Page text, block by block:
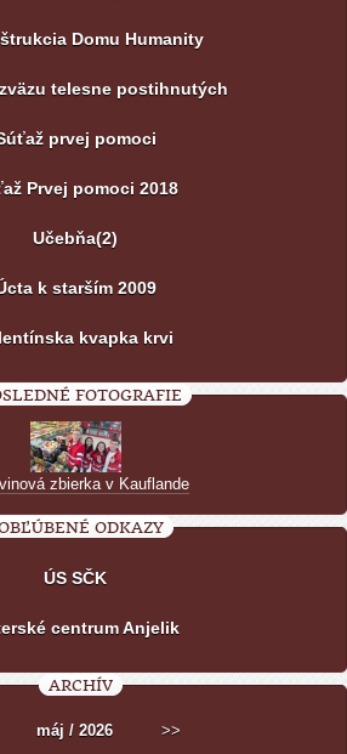
Domu Humanity
telesne postihnutých
prvej pomoci
Prvej pomoci 2018
Učebňa(2)
k starším 2009
kvapka krvi
FOTOGRAFIE
zbierka v Kauflande
ODKAZY
ÚS SČK
centrum Anjelik
ARCHÍV
máj / 2026 >>